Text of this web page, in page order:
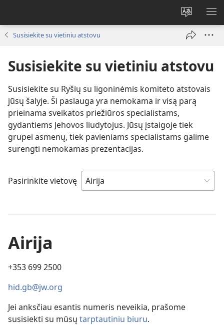
Pakeisti
svetainės
kalbą
Susisiekite su vietiniu atstovu
Susisiekite su vietiniu atstovu
Susisiekite su Ryšių su ligoninėmis komiteto atstovais
jūsų šalyje. Ši paslauga yra nemokama ir visą parą
prieinama sveikatos priežiūros specialistams,
gydantiems Jehovos liudytojus. Jūsų įstaigoje tiek
grupei asmenų, tiek pavieniams specialistams galime
surengti nemokamas prezentacijas.
Pasirinkite vietovę
Airija
+353 699 2500
hid.gb@jw.org
Jei anksčiau esantis numeris neveikia, prašome
susisiekti su mūsų tarptautiniu biuru.